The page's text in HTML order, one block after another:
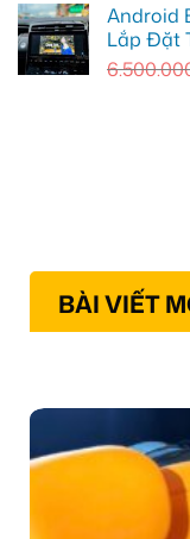
Android
Lắp Đặt
BÀI VIẾT